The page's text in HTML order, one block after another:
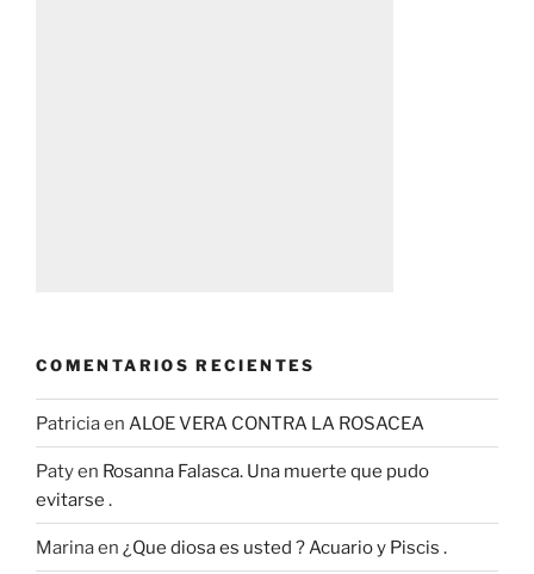
COMENTARIOS RECIENTES
Patriciaen ALOE VERA CONTRA LA ROSACEA
Patyen Rosanna Falasca. Una muerte que pudo
evitarse .
Marinaen ¿Que diosa es usted ? Acuario y Piscis .